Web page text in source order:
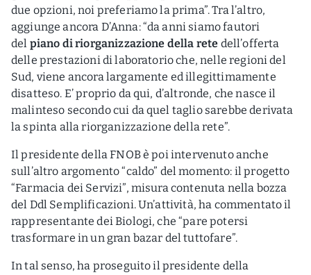
due opzioni, noi preferiamo la prima”. Tra l’altro,
aggiunge ancora D’Anna: “da anni siamo fautori
del piano di riorganizzazione della rete dell’offerta
delle prestazioni di laboratorio che, nelle regioni del
Sud, viene ancora largamente ed illegittimamente
disatteso. E’ proprio da qui, d’altronde, che nasce il
malinteso secondo cui da quel taglio sarebbe derivata
la spinta alla riorganizzazione della rete”.
Il presidente della FNOB è poi intervenuto anche
sull’altro argomento “caldo” del momento: il progetto
“Farmacia dei Servizi”, misura contenuta nella bozza
del Ddl Semplificazioni. Un’attività, ha commentato il
rappresentante dei Biologi, che “pare potersi
trasformare in un gran bazar del tuttofare”.
In tal senso, ha proseguito il presidente della